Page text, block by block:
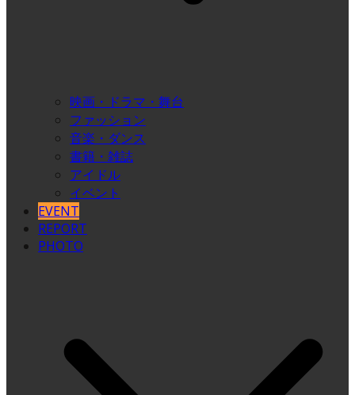
映画・ドラマ・舞台
ファッション
音楽・ダンス
書籍・雑誌
アイドル
イベント
EVENT
REPORT
PHOTO